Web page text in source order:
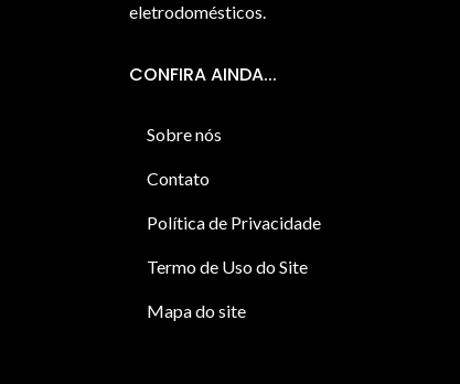
eletrodomésticos.
CONFIRA AINDA...
Sobre nós
Contato
Política de Privacidade
Termo de Uso do Site
Mapa do site